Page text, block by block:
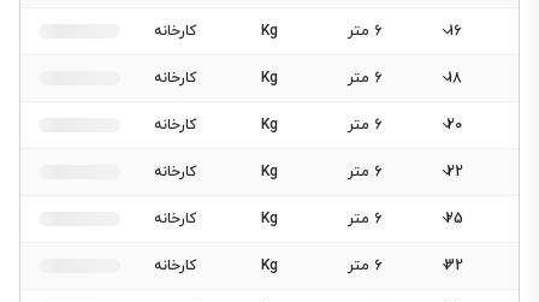
16 6 متر Kg کارخانه
18 6 متر Kg کارخانه
20 6 متر Kg کارخانه
22 6 متر Kg کارخانه
25 6 متر Kg کارخانه
32 6 متر Kg کارخانه